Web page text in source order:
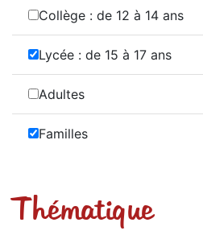
Collège : de 12 à 14 ans
Lycée : de 15 à 17 ans
Adultes
Familles
Thématique